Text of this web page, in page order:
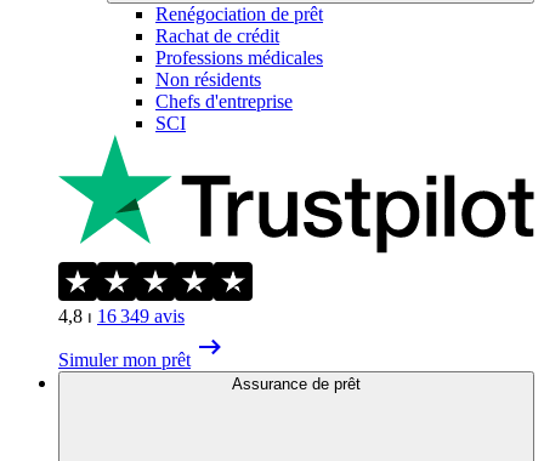
Renégociation de prêt
Rachat de crédit
Professions médicales
Non résidents
Chefs d'entreprise
SCI
4,8 ⏐ 16 349 avis
Simuler mon prêt
Assurance de prêt